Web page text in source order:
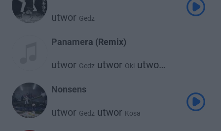
utwor Gedz
Panamera (Remix)
utwor Gedz utwor Oki utwor
Catch Up
Nonsens
utwor Gedz utwor Kosa